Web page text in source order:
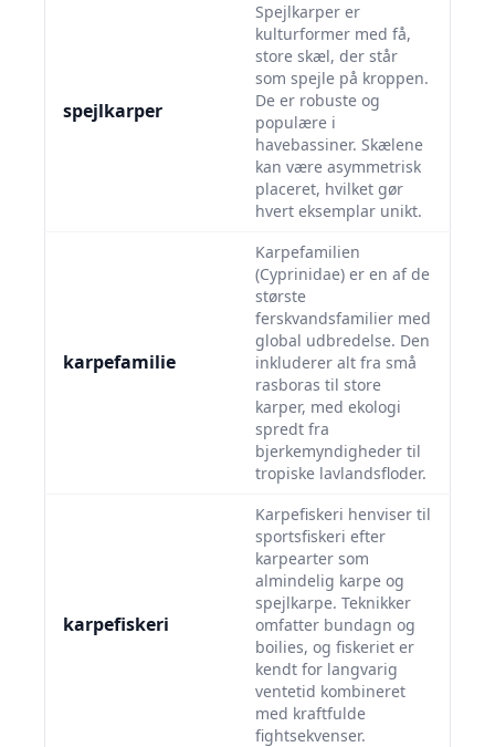
spejlkarper
Spejlkarper er
kulturformer med få,
store skæl, der står
som spejle på kroppen.
De er robuste og
populære i
havebassiner. Skælene
kan være asymmetrisk
placeret, hvilket gør
hvert eksemplar unikt.
karpefamilie
Karpefamilien
(Cyprinidae) er en af de
største
ferskvandsfamilier med
global udbredelse. Den
inkluderer alt fra små
rasboras til store
karper, med ekologi
spredt fra
bjerkemyndigheder til
tropiske lavlandsfloder.
karpefiskeri
Karpefiskeri henviser til
sportsfiskeri efter
karpearter som
almindelig karpe og
spejlkarpe. Teknikker
omfatter bundagn og
boilies, og fiskeriet er
kendt for langvarig
ventetid kombineret
med kraftfulde
fightsekvenser.